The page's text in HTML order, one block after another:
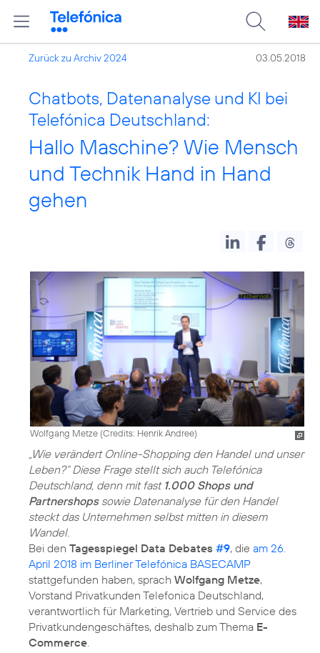
Zurück zu Archiv 2024 03.05.2018
Chatbots, Datenanalyse und KI bei
Telefónica Deutschland:
Hallo Maschine? Wie Mensch
und Technik Hand in Hand
gehen
Wolfgang Metze (Credits: Henrik Andree)
„Wie verändert Online-Shopping den Handel und unser
Leben?“ Diese Frage stellt sich auch Telefónica
Deutschland, denn mit fast 1.000 Shops und
Partnershopssowie Datenanalyse für den Handel
steckt das Unternehmen selbst mitten in diesem
Wandel.
Bei den Tagesspiegel Data Debates #9, die am 26.
April 2018 im Berliner Telefónica BASECAMP
stattgefunden haben, sprach Wolfgang Metze,
Vorstand Privatkunden Telefonica Deutschland,
verantwortlich für Marketing, Vertrieb und Service des
Privatkundengeschäftes, deshalb zum Thema E-
Commerce